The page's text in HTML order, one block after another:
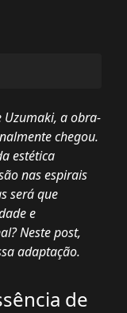
a obra-
chegou.
estética
nas espirais
será que
e
Neste post,
adaptação.
de